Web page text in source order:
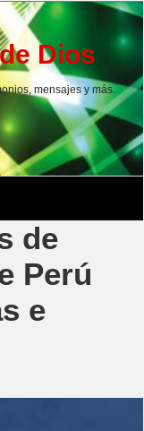
Dios
mensajes y más.
de
Perú
e